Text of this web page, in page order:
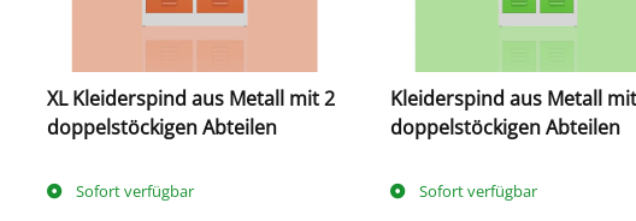
XL Kleiderspind aus Metall mit 2
doppelstöckigen Abteilen
Sofort verfügbar
Kleiderspind aus Metall
doppelstöckigen Abteilen
Sofort verfügbar